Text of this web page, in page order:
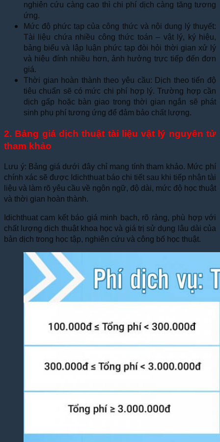
nghiên cứu càng cao thì chi phí dịch càng tăng tương
ứng.
Mức độ phức tạp của công thức và nội dung lý thuyết:
Tài liệu chứa nhiều công thức toán – vật lý, ký hiệu,
bảng biểu và lập luận phức tạp đòi hỏi thời gian xử lý
và hiệu đính nhiều hơn, ảnh hưởng trực tiếp đến đơn
giá.
Thời gian hoàn thành theo yêu cầu: Dịch theo tiến độ
tiêu chuẩn sẽ có mức chi phí hợp lý. Trường hợp cần
dịch gấp hoặc bàn giao trong thời gian ngắn sẽ phát
sinh phụ phí tương ứng để đảm bảo chất lượng.
2. Bảng giá dịch thuật tài liệu vật lý nguyên tử
tham khảo
Lưu ý: Bảng giá dưới đây chỉ mang tính tham khảo. Mức phí
chính xác sẽ được Idichthuat báo chi tiết sau khi tiếp nhận tài
liệu và làm rõ yêu cầu về ngôn ngữ, độ dài, mức độ học thuật
và thời gian hoàn thành.
Idichthuat cam kết báo giá minh bạch, rõ ràng, phù hợp với
chất lượng dịch thuật khoa học và giá trị sử dụng lâu dài của
bản dịch trong học tập, nghiên cứu và công bố học thuật.